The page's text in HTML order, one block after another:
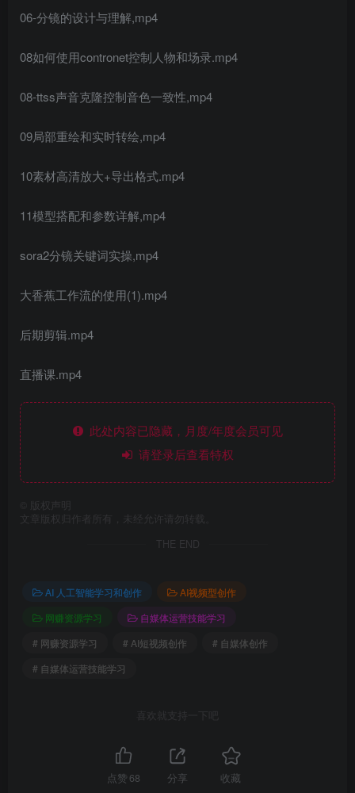
06-分镜的设计与理解,mp4
08如何使用contronet控制人物和场录.mp4
08-ttss声音克隆控制音色一致性,mp4
09局部重绘和实时转绘,mp4
10素材高清放大+导出格式.mp4
11模型搭配和参数详解,mp4
sora2分镜关键词实操,mp4
大香蕉工作流的使用(1).mp4
后期剪辑.mp4
直播课.mp4
此处内容已隐藏，月度/年度会员可见
请登录后查看特权
版权声明
文章版权归作者所有，未经允许请勿转载。
THE END
AI 人工智能学习和创作
AI视频型创作
网赚资源学习
自媒体运营技能学习
# 网赚资源学习
# AI短视频创作
# 自媒体创作
# 自媒体运营技能学习
喜欢就支持一下吧
点赞 68 分享 收藏